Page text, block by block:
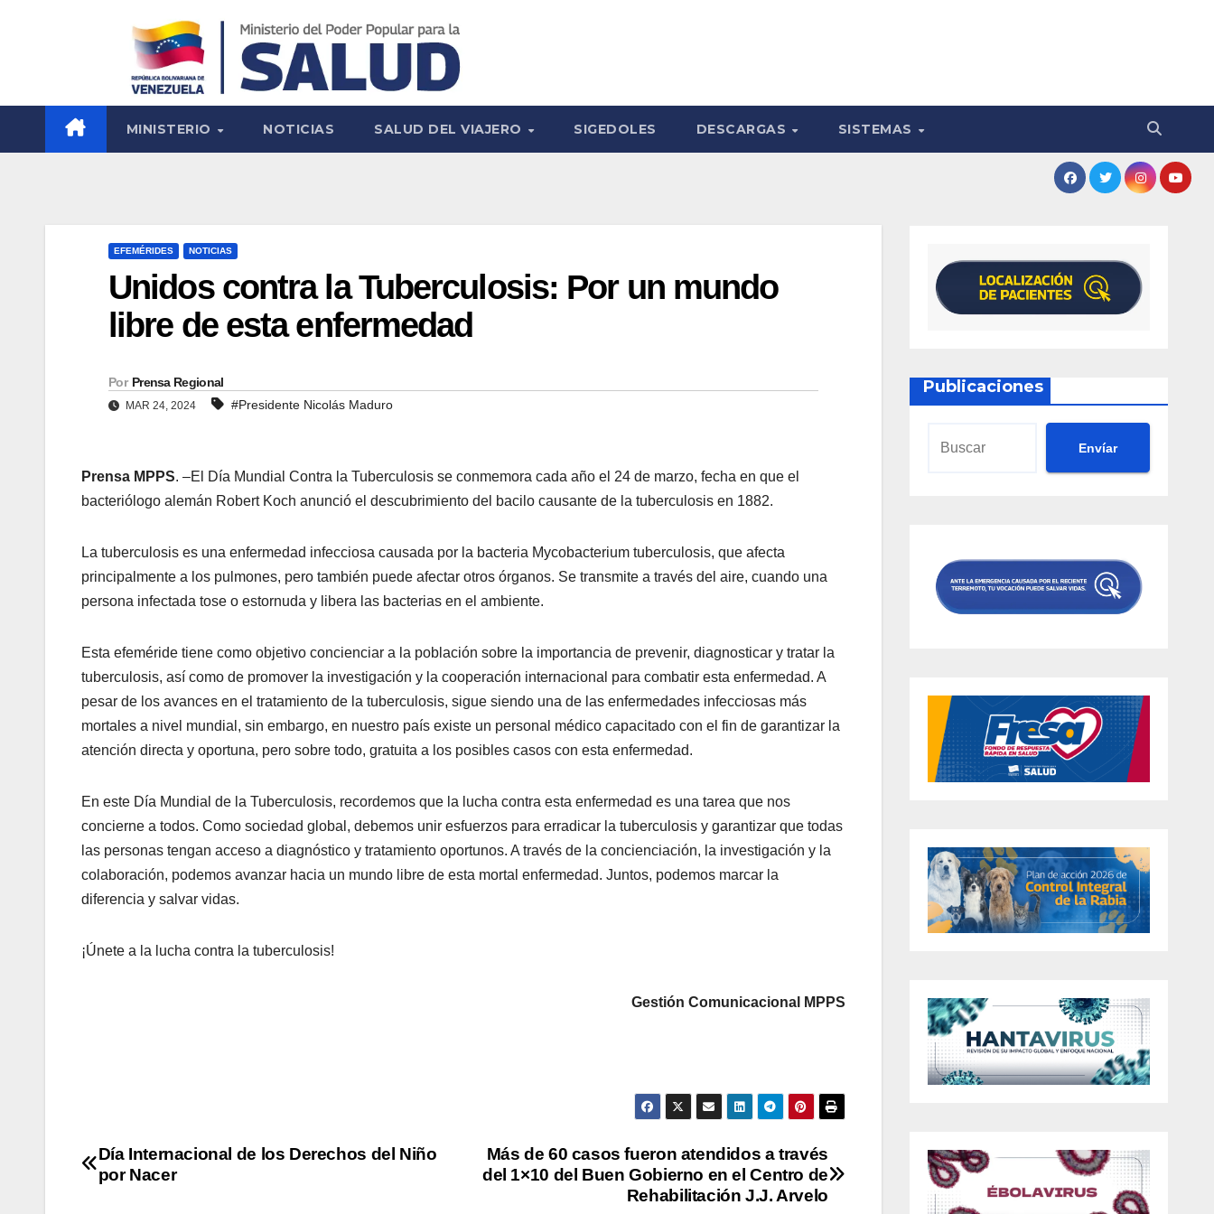
MINISTERIO NOTICIAS SALUD DEL VIAJERO SIGEDOLES DESCARGAS SISTEMAS
EFEMÉRIDES NOTICIAS
Unidos contra la Tuberculosis: Por un mundo
libre de esta enfermedad
Por Prensa Regional
MAR 24, 2024 #Presidente Nicolás Maduro
Prensa MPPS. –El Día Mundial Contra la Tuberculosis se conmemora cada año el 24 de marzo, fecha en que el
bacteriólogo alemán Robert Koch anunció el descubrimiento del bacilo causante de la tuberculosis en 1882.
La tuberculosis es una enfermedad infecciosa causada por la bacteria Mycobacterium tuberculosis, que afecta
principalmente a los pulmones, pero también puede afectar otros órganos. Se transmite a través del aire, cuando una
persona infectada tose o estornuda y libera las bacterias en el ambiente.
Esta efeméride tiene como objetivo concienciar a la población sobre la importancia de prevenir, diagnosticar y tratar la
tuberculosis, así como de promover la investigación y la cooperación internacional para combatir esta enfermedad. A
pesar de los avances en el tratamiento de la tuberculosis, sigue siendo una de las enfermedades infecciosas más
mortales a nivel mundial, sin embargo, en nuestro país existe un personal médico capacitado con el fin de garantizar la
atención directa y oportuna, pero sobre todo, gratuita a los posibles casos con esta enfermedad.
En este Día Mundial de la Tuberculosis, recordemos que la lucha contra esta enfermedad es una tarea que nos
concierne a todos. Como sociedad global, debemos unir esfuerzos para erradicar la tuberculosis y garantizar que todas
las personas tengan acceso a diagnóstico y tratamiento oportunos. A través de la concienciación, la investigación y la
colaboración, podemos avanzar hacia un mundo libre de esta mortal enfermedad. Juntos, podemos marcar la
diferencia y salvar vidas.
¡Únete a la lucha contra la tuberculosis!
Gestión Comunicacional MPPS
Más de 60 casos fueron atendidos a través
del 1×10 del Buen Gobierno en el Centro de
Rehabilitación J.J. Arvelo
Día Internacional de los Derechos del Niño
por Nacer
Publicaciones
Envíar